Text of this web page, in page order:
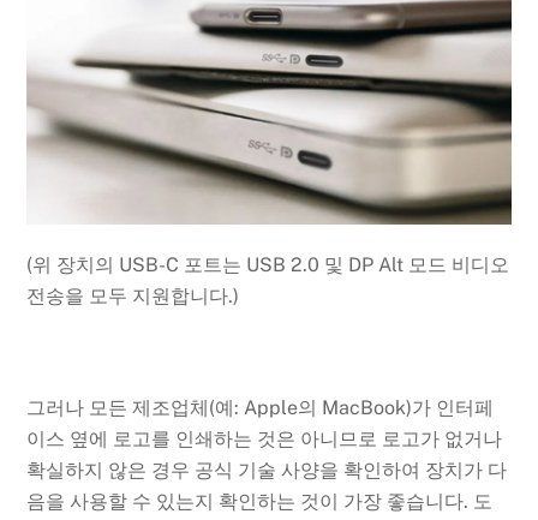
(위 장치의 USB-C 포트는 USB 2.0 및 DP Alt 모드 비디오
전송을 모두 지원합니다.)
그러나 모든 제조업체(예: Apple의 MacBook)가 인터페
이스 옆에 로고를 인쇄하는 것은 아니므로 로고가 없거나
확실하지 않은 경우 공식 기술 사양을 확인하여 장치가 다
음을 사용할 수 있는지 확인하는 것이 가장 좋습니다. 도